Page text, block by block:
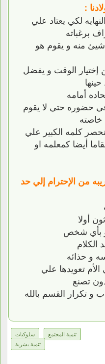
:
لكي يعتاد علي
برغباته
منه و يقوم هو
إختيار الوقت و يفضل
أمامه
حضوره حتي لا يقوم
كلمه الكبير علي
أيضا كمعلمه او
من الإحترام إلي حد
أولا
بأي شخص
و حذائه
تعويدها علي
تصنع
و تكرار القسم بالله
تنمية المجتمع
سلوكيات
تنمية بشرية